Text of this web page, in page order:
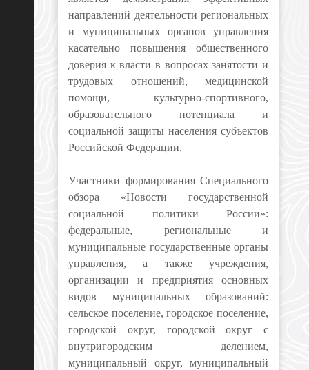
направлений деятельности региональных
и муниципальных органов управления
касательно повышения общественного
доверия к власти в вопросах занятости и
трудовых отношений, медицинской
помощи, культурно-спортивного,
образовательного потенциала и
социальной защиты населения субъектов
Российской Федерации.
Участники формирования Специального
обзора «Новости государственной
социальной политики России»:
федеральные, региональные и
муниципальные государственные органы
управления, а также учреждения,
организации и предприятия основных
видов муниципальных образований:
сельское поселение, городское поселение,
городской округ, городской округ с
внутригородским делением,
муниципальный округ, муниципальный